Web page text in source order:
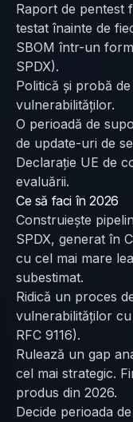
Raport de pentest
testat înainte de
SBOM într-un
SPDX).
Politică și probă
vulnerabilităților.
O perioadă de
de update-uri de
Declarație UE de
evaluării.
Ce să faci în 2026
Construiește
SPDX, generat în
cu cel mai mare
subestimat.
Ridică un proces
vulnerabilităților
RFC 9116).
Rulează un gap
cel mai strategic.
produs din 2026.
Decide perioada